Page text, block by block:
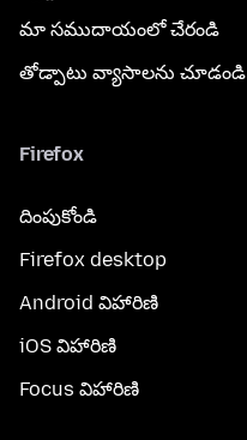
మా సముదాయంలో చేరండి
తోడ్పాటు వ్యాసాలను చూడండి
Firefox
దింపుకోండి
Firefox desktop
Android విహారిణి
iOS విహారిణి
Focus విహారిణి